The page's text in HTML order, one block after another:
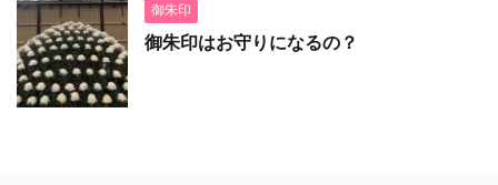
御朱印
御朱印はお守りになるの？